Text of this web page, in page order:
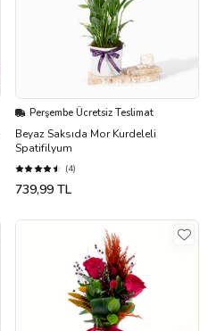
Perşembe Ücretsiz Teslimat
Beyaz Saksıda Mor Kurdeleli
Spatifilyum
(4)
739,99 TL